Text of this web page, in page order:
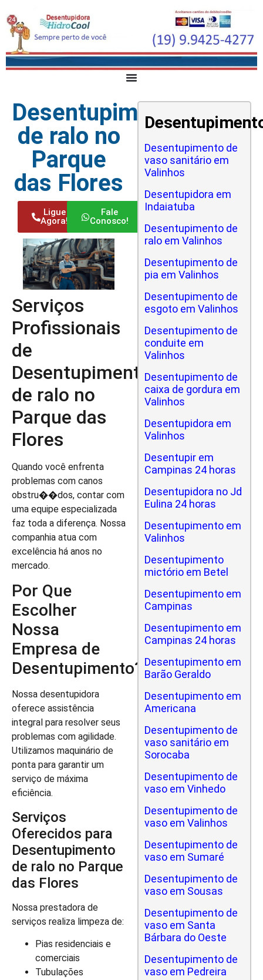
Desentupimento
de ralo no
Parque
das Flores
Ligue
Agora!
Fale
Conosco!
Serviços
Profissionais
de
Desentupimento
de ralo no
Parque das
Flores
Quando você enfrenta
problemas com canos
obstru��dos, contar com
uma equipe especializada
faz toda a diferença. Nossa
companhia atua com
excelência há anos no
mercado.
Por Que
Escolher
Nossa
Empresa de
Desentupimento?
Nossa desentupidora
oferece assistência
integral para resolver seus
problemas com agilidade.
Utilizamos maquinário de
ponta para garantir um
serviço de máxima
eficiência.
Serviços
Oferecidos para
Desentupimento
de ralo no Parque
das Flores
Nossa prestadora de
serviços realiza limpeza de:
Pias residenciais e
comerciais
Tubulações
Desentupimento de
vaso sanitário em
Valinhos
Desentupidora em
Indaiatuba
Desentupimento de
ralo em Valinhos
Desentupimento de
pia em Valinhos
Desentupimento de
esgoto em Valinhos
Desentupimento de
conduite em
Valinhos
Desentupimento de
caixa de gordura em
Valinhos
Desentupidora em
Valinhos
Desentupir em
Campinas 24 horas
Desentupidora no Jd
Eulina 24 horas
Desentupimento em
Valinhos
Desentupimento
mictório em Betel
Desentupimento em
Campinas
Desentupimento em
Campinas 24 horas
Desentupimento em
Barão Geraldo
Desentupimento em
Americana
Desentupimento de
vaso sanitário em
Sorocaba
Desentupimento de
vaso em Vinhedo
Desentupimento de
vaso em Valinhos
Desentupimento de
vaso em Sumaré
Desentupimento de
vaso em Sousas
Desentupimento de
vaso em Santa
Bárbara do Oeste
Desentupimento de
vaso em Pedreira